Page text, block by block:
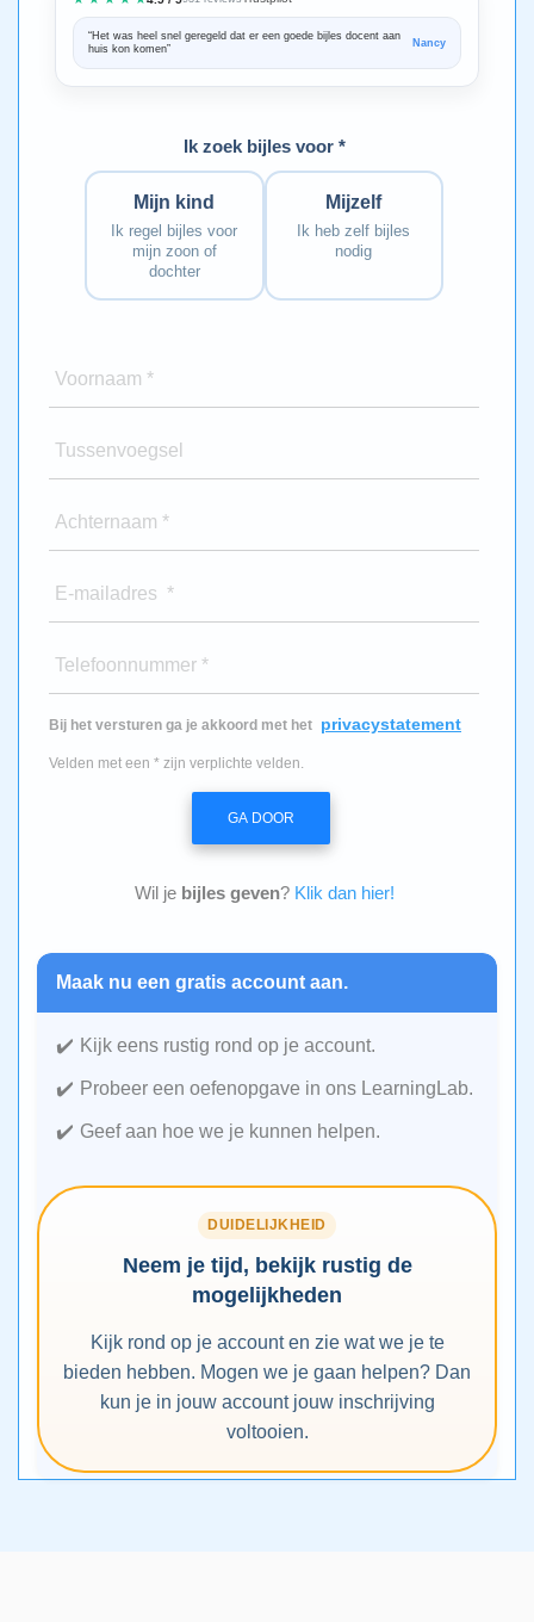
“Het was heel snel geregeld dat er een goede bijles docent aan
huis kon komen”
Nancy
Ik zoek bijles voor *
Mijn kind
Ik regel bijles voor
mijn zoon of
dochter
Mijzelf
Ik heb zelf bijles
nodig
Voornaam *
Tussenvoegsel
Achternaam *
E-mailadres *
Telefoonnummer *
Bij het versturen ga je akkoord met het privacystatement
Velden met een * zijn verplichte velden.
GA DOOR
Wil je bijles geven? Klik dan hier!
Maak nu een gratis account aan.
Kijk eens rustig rond op je account.
Probeer een oefenopgave in ons LearningLab.
Geef aan hoe we je kunnen helpen.
DUIDELIJKHEID
Neem je tijd, bekijk rustig de
mogelijkheden
Kijk rond op je account en zie wat we je te
bieden hebben. Mogen we je gaan helpen? Dan
kun je in jouw account jouw inschrijving
voltooien.